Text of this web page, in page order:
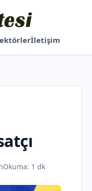
İletişim
Okuma: 1 dk